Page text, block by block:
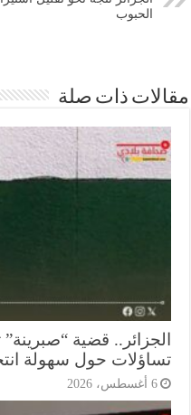
ذات صلة
قضية “صبرينة” تفضح
حول سهولة انتحال